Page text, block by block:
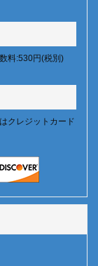
料:530円(税別)
はクレジットカード